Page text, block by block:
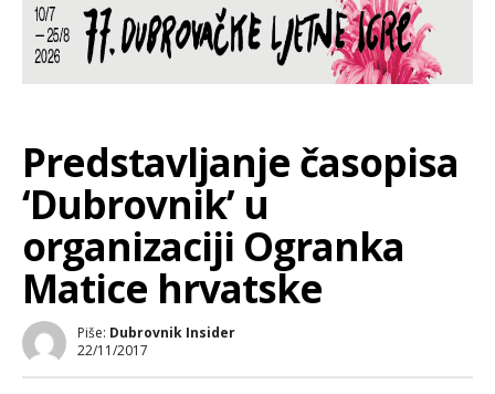
Predstavljanje časopisa
‘Dubrovnik’ u
organizaciji Ogranka
Matice hrvatske
Piše: Dubrovnik Insider
22/11/2017